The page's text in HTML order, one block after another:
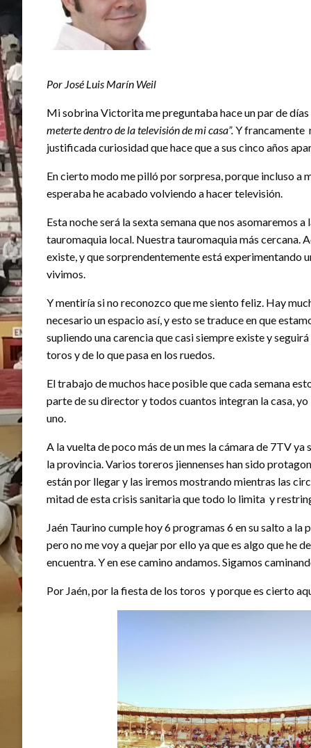
Por José Luis Marín Weil
Mi sobrina Victorita me preguntaba hace un par de
meterte dentro de la televisión de mi casa”.Y francamente
justificada curiosidad que hace que a sus cinco años
En cierto modo me pilló por sorpresa, porque incluso a
esperaba he acabado volviendo a hacer televisión.
Esta noche será la sexta semana que nos asomaremos
tauromaquia local. Nuestra tauromaquia más cercana.
existe, y que sorprendentemente está experimentando
vivimos.
Y mentiría si no reconozco que me siento feliz. Hay
necesario un espacio así, y esto se traduce en que
supliendo una carencia que casi siempre existe y
toros y de lo que pasa en los ruedos.
El trabajo de muchos hace posible que cada semana
parte de su director y todos cuantos integran la casa,
uno.
A la vuelta de poco más de un mes la cámara de 7TV
la provincia. Varios toreros jiennenses han sido
están por llegar y las iremos mostrando mientras las
mitad de esta crisis sanitaria que todo lo limita y
Jaén Taurino cumple hoy 6 programas 6 en su salto a
pero no me voy a quejar por ello ya que es algo que he
encuentra. Y en ese camino andamos. Sigamos
Por Jaén, por la fiesta de los toros y porque es cierto